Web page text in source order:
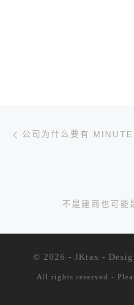
文章导航
公司为什么要有
不是建商也可能
© 2026 - JKtax -
All rights reserved -